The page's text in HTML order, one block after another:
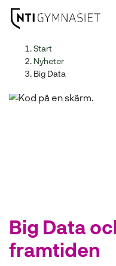
Huvudnavigation
Start
Nyheter
Big Data
Big Data
framtiden